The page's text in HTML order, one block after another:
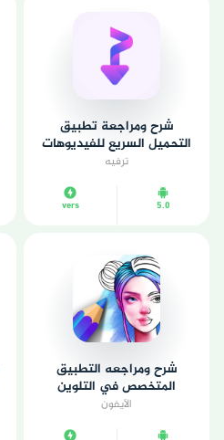
شرح ومراجعة تطبيق
التحميل السريع للفيديوهات
ترفيه
5.0
vers
شرح ومراجعه التطبيق
المتخصص في التلوين
الآيفون